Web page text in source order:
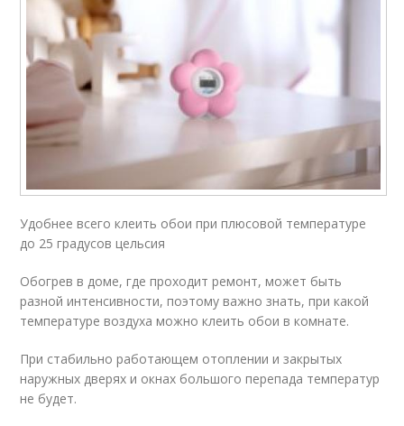
Удобнее всего клеить обои при плюсовой температуре
до 25 градусов цельсия
Обогрев в доме, где проходит ремонт, может быть
разной интенсивности, поэтому важно знать, при какой
температуре воздуха можно клеить обои в комнате.
При стабильно работающем отоплении и закрытых
наружных дверях и окнах большого перепада температур
не будет.